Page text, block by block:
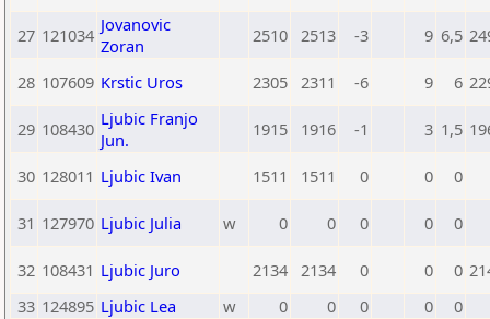
27 121034 Jovanovic
Zoran
2510 2513 -3 9 6,5
28 107609 Krstic Uros 2305 2311 -6 9 6
29 108430 Ljubic Franjo
Jun.
1915 1916 -1 3 1,5
30 128011 Ljubic Ivan 1511 1511 0 0 0
31 127970 Ljubic Julia w 0 0 0 0 0
32 108431 Ljubic Juro 2134 2134 0 0 0
33 124895 Ljubic Lea w 0 0 0 0
0